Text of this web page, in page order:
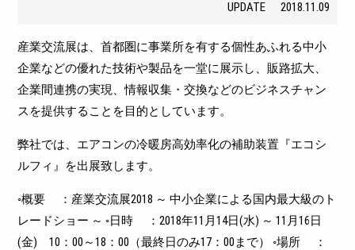
UPDATE 2018.11.09
産業交流展は、首都圏に事業所を有する個性あふれる中小
企業などの優れた技術や製品を一堂に展示し、販路拡大、
企業間連携の実現、情報収集・交換などのビジネスチャン
スを提供することを目的としています。
弊社では、エアコンの冷暖房高効率化の補助装置『エコシ
ルフィ』を出展致します。
◦概要 ：産業交流展2018 ～ 中小企業による国内最大級のト
レードショー ～ ◦日時 ：2018年11月14日(水) ～ 11月16日
(金) 10：00～18：00（最終日のみ17：00まで）
◦場所 ：